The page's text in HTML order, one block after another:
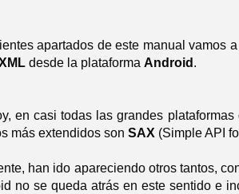
apartados de este manual vamos
desde la plataforma Android .
en casi todas las grandes
más extendidos son SAX (Simple API
han ido apareciendo otros tantos,
no se queda atrás en este sentido e